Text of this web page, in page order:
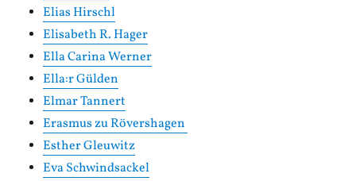
Elias Hirschl
Elisabeth R. Hager
Ella Carina Werner
Ella:r Gülden
Elmar Tannert
Erasmus zu Rövershagen
Esther Gleuwitz
Eva Schwindsackel